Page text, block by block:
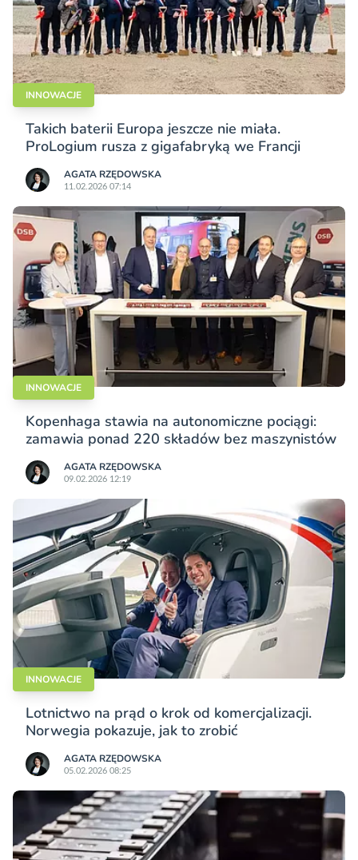
INNOWACJE
Takich baterii Europa jeszcze nie miała.
ProLogium rusza z gigafabryką we Francji
AGATA RZĘDOWSKA
11.02.2026 07:14
INNOWACJE
Kopenhaga stawia na autonomiczne pociągi:
zamawia ponad 220 składów bez maszynistów
AGATA RZĘDOWSKA
09.02.2026 12:19
INNOWACJE
Lotnictwo na prąd o krok od komercjalizacji.
Norwegia pokazuje, jak to zrobić
AGATA RZĘDOWSKA
05.02.2026 08:25